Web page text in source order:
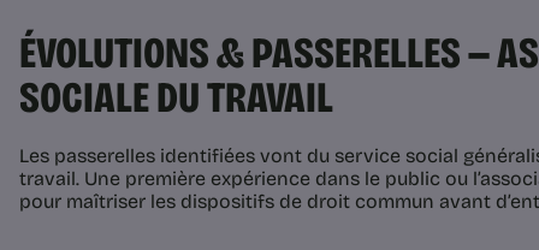
ÉVOLUTIONS & PASSERELLES —
SOCIALE DU TRAVAIL
Les passerelles identifiées vont du service social
travail. Une première expérience dans le public ou
pour maîtriser les dispositifs de droit commun avant